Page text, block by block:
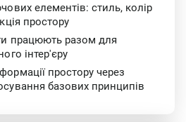
з зоною сну та роботи автор
зонами. Зона сну оформлена
паралельними дерев'яними
роботи контрастує за
елементів: стиль, колір
простору
працюють разом для
інтер'єру
простору через
базових принципів